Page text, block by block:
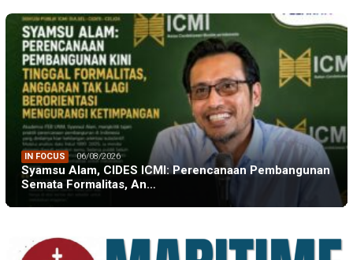
IN FOCUS 06/08/2026
Syamsu Alam, CIDES ICMI: Perencanaan Pembangunan
Semata Formalitas, An…